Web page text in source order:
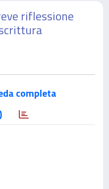
riflessione
completa